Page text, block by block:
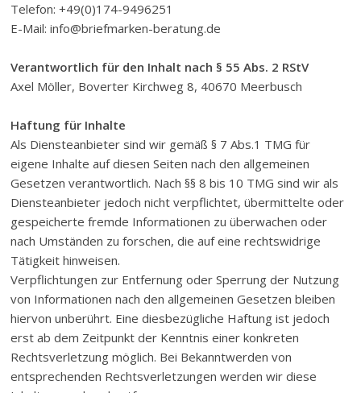
Telefon: +49(0)174-9496251
E-Mail: info@briefmarken-beratung.de
Verantwortlich für den Inhalt nach § 55 Abs. 2 RStV
Axel Möller, Boverter Kirchweg 8, 40670 Meerbusch
Haftung für Inhalte
Als Diensteanbieter sind wir gemäß § 7 Abs.1 TMG für
eigene Inhalte auf diesen Seiten nach den allgemeinen
Gesetzen verantwortlich. Nach §§ 8 bis 10 TMG sind wir als
Diensteanbieter jedoch nicht verpflichtet, übermittelte oder
gespeicherte fremde Informationen zu überwachen oder
nach Umständen zu forschen, die auf eine rechtswidrige
Tätigkeit hinweisen.
Verpflichtungen zur Entfernung oder Sperrung der Nutzung
von Informationen nach den allgemeinen Gesetzen bleiben
hiervon unberührt. Eine diesbezügliche Haftung ist jedoch
erst ab dem Zeitpunkt der Kenntnis einer konkreten
Rechtsverletzung möglich. Bei Bekanntwerden von
entsprechenden Rechtsverletzungen werden wir diese